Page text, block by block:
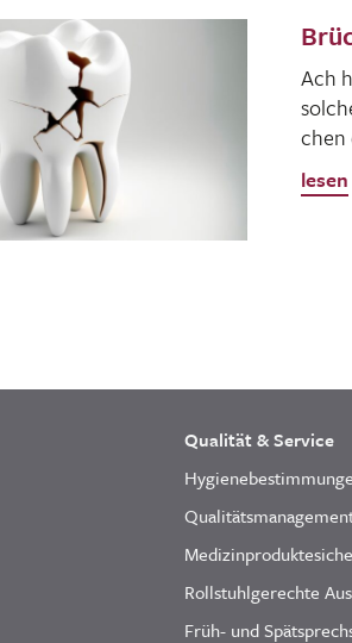
Ach
chen
lesen
Qualität & Service
Rollstuhlgerechte
Früh- und